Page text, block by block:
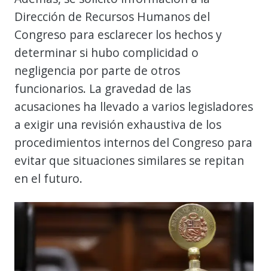
Dirección de Recursos Humanos del
Congreso para esclarecer los hechos y
determinar si hubo complicidad o
negligencia por parte de otros
funcionarios. La gravedad de las
acusaciones ha llevado a varios legisladores
a exigir una revisión exhaustiva de los
procedimientos internos del Congreso para
evitar que situaciones similares se repitan
en el futuro.